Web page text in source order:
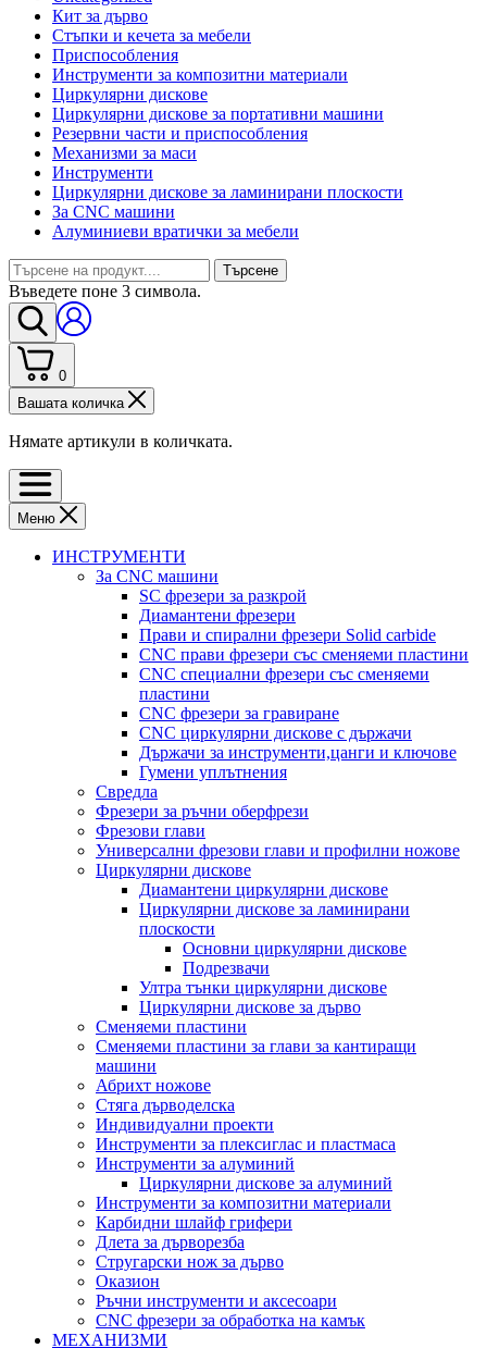
Кит за дърво
Стъпки и кечета за мебели
Приспособления
Инструменти за композитни материали
Циркулярни дискове
Циркулярни дискове за портативни машини
Резервни части и приспособления
Механизми за маси
Инструменти
Циркулярни дискове за ламинирани плоскости
За CNC машини
Алуминиеви вратички за мебели
Търсене
Въведете поне 3 символа.
0
Вашата количка
Нямате артикули в количката.
Меню
ИНСТРУМЕНТИ
За CNC машини
SC фрезери за разкрой
Диамантени фрезери
Прави и спирални фрезери Solid carbide
CNC прави фрезери със сменяеми пластини
CNC специални фрезери със сменяеми
пластини
CNC фрезери за гравиране
CNC циркулярни дискове с държачи
Държачи за инструменти,цанги и ключове
Гумени уплътнения
Свредла
Фрезери за ръчни оберфрези
Фрезови глави
Универсални фрезови глави и профилни ножове
Циркулярни дискове
Диамантени циркулярни дискове
Циркулярни дискове за ламинирани
плоскости
Основни циркулярни дискове
Подрезвачи
Ултра тънки циркулярни дискове
Циркулярни дискове за дърво
Сменяеми пластини
Сменяеми пластини за глави за кантиращи
машини
Абрихт ножове
Стяга дърводелска
Индивидуални проекти
Инструменти за плексиглас и пластмаса
Инструменти за алуминий
Циркулярни дискове за алуминий
Инструменти за композитни материали
Карбидни шлайф грифери
Длета за дърворезба
Стругарски нож за дърво
Оказион
Ръчни инструменти и аксесоари
CNC фрезери за обработка на камък
МЕХАНИЗМИ